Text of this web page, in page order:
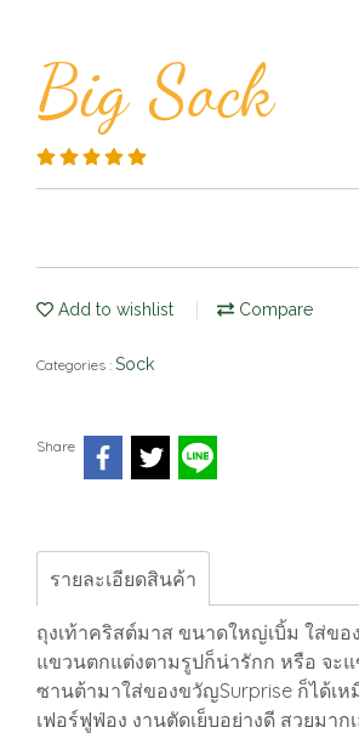
Big Sock
Add to wishlist Compare
Categories : Sock
Share
รายละเอียดสินค้า
ถุงเท้าคริสต์มาส ขนาดใหญ่เบิ้ม ใส่ขอ
แขวนตกแต่งตามรูปก็น่ารักก หรือ จะแ
ซานต้ามาใส่ของขวัญSurprise ก็ได้เ
เฟอร์ฟูฟ่อง งานตัดเย็บอย่างดี สวยมาก